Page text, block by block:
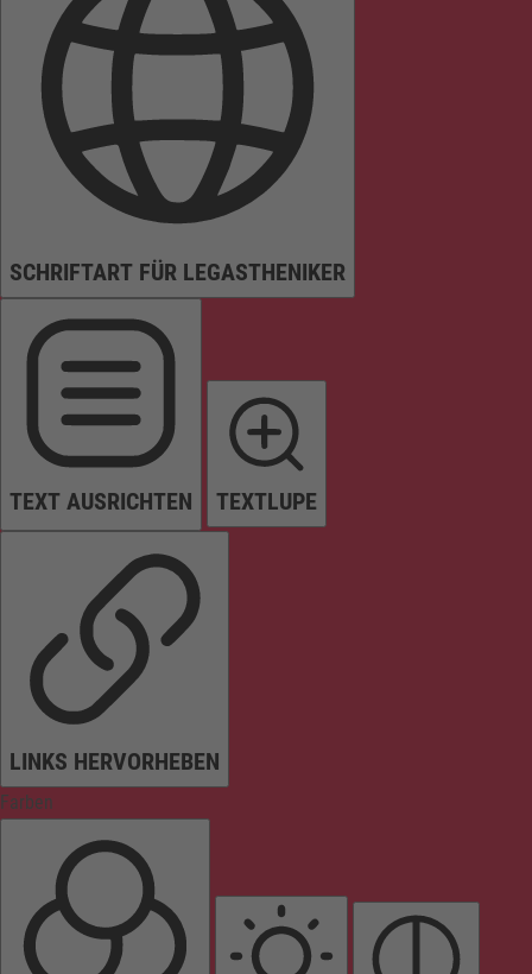
SCHRIFTART FÜR LEGASTHENIKER
TEXT AUSRICHTEN TEXTLUPE
LINKS HERVORHEBEN
Farben